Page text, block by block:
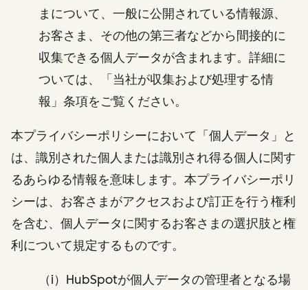
まについて、一般に公開されている情報源、
お客さま、その他の第三者などから間接的に
収集できる個人データが含まれます。詳細に
ついては、「当社が収集および処理する情
報」条項をご覧ください。
本プライバシーポリシーにおいて「個人データ」と
は、識別された個人または識別され得る個人に関す
るあらゆる情報を意味します。本プライバシーポリ
シーは、お客さまがアクセスおよび訂正を行う権利
を含む、個人データに関するお客さまの選択肢と権
利について規定するものです。
（i）HubSpotが個人データの管理者となる場